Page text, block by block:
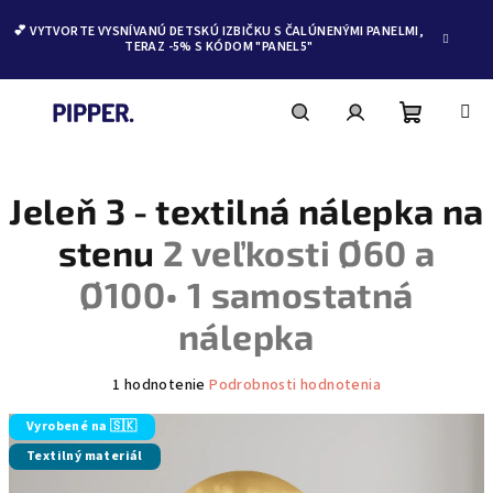
obsah
💕 VYTVORTE VYSNÍVANÚ DETSKÚ IZBIČKU S ČALÚNENÝMI PANELMI,
TERAZ -5% S KÓDOM "PANEL5"
košík
Jeleň 3 - textilná nálepka na
stenu 2 veľkosti Ø60 a
Ø100• 1 samostatná
nálepka
produktu
je
5,0
1 hodnotenie Podrobnosti hodnotenia
Vyrobené na 🇸🇰
Textilný materiál